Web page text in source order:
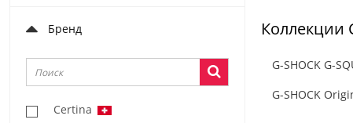
Бренд
Certina
Коллекции
G-SHOCK G-
G-SHOCK